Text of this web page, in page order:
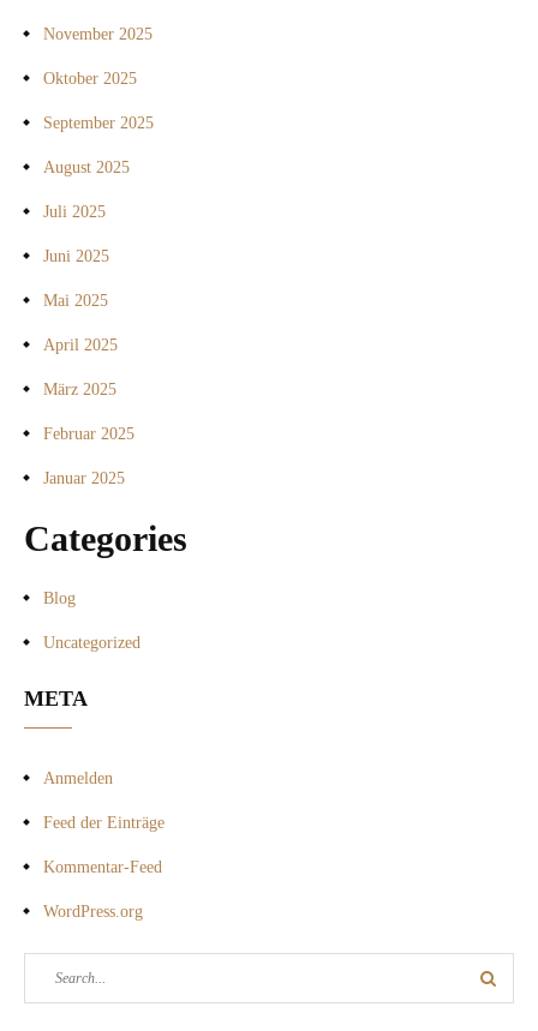
November 2025
Oktober 2025
September 2025
August 2025
Juli 2025
Juni 2025
Mai 2025
April 2025
März 2025
Februar 2025
Januar 2025
Categories
Blog
Uncategorized
META
Anmelden
Feed der Einträge
Kommentar-Feed
WordPress.org
for:
Search